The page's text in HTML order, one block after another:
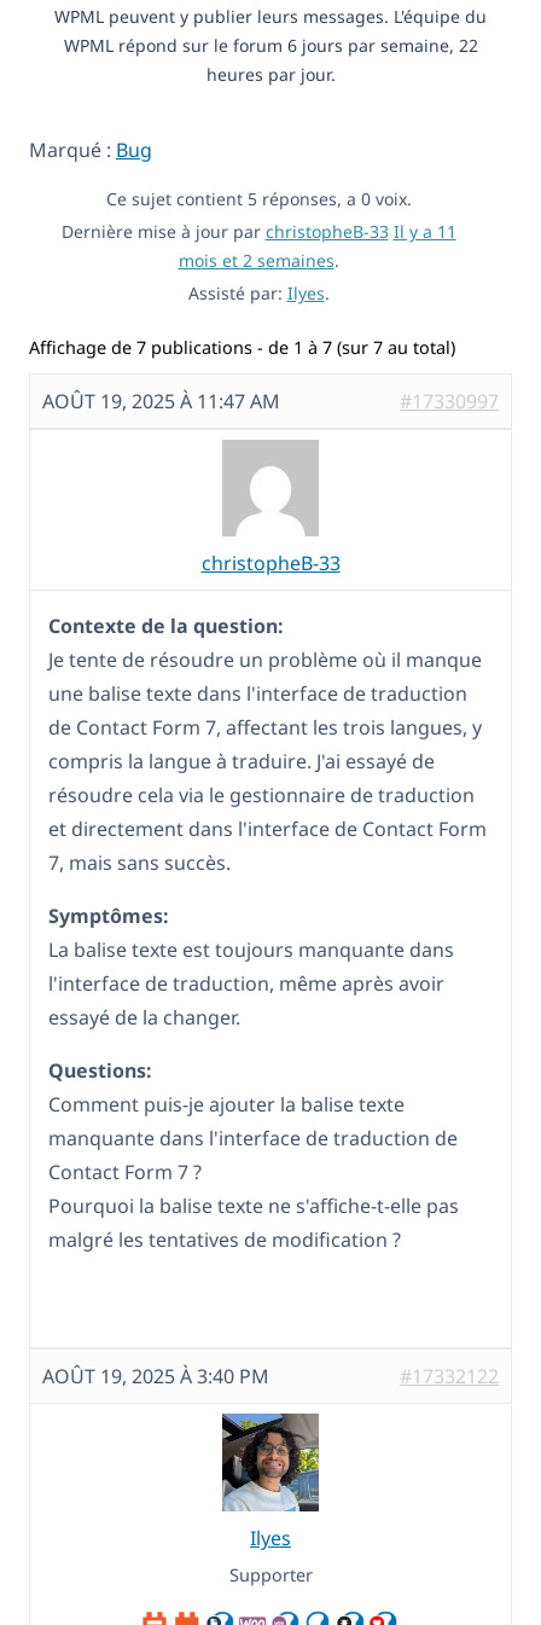
WPML peuvent y publier leurs messages. L'équipe du
WPML répond sur le forum 6 jours par semaine, 22
heures par jour.
Marqué : Bug
Ce sujet contient 5 réponses, a 0 voix.
Dernière mise à jour par christopheB-33 Il y a 11
mois et 2 semaines.
Assisté par: Ilyes.
Affichage de 7 publications - de 1 à 7 (sur 7 au total)
AOÛT 19, 2025 À 11:47 AM #17330997
christopheB-33
Contexte de la question:
Je tente de résoudre un problème où il manque
une balise texte dans l'interface de traduction
de Contact Form 7, affectant les trois langues, y
compris la langue à traduire. J'ai essayé de
résoudre cela via le gestionnaire de traduction
et directement dans l'interface de Contact Form
7, mais sans succès.
Symptômes:
La balise texte est toujours manquante dans
l'interface de traduction, même après avoir
essayé de la changer.
Questions:
Comment puis-je ajouter la balise texte
manquante dans l'interface de traduction de
Contact Form 7 ?
Pourquoi la balise texte ne s'affiche-t-elle pas
malgré les tentatives de modification ?
AOÛT 19, 2025 À 3:40 PM #17332122
Ilyes
Supporter